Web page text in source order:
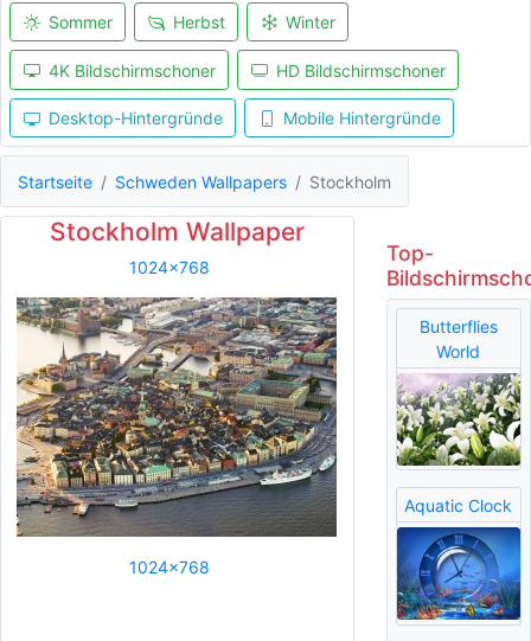
Sommer Herbst Winter
4K Bildschirmschoner HD Bildschirmschoner
Desktop-Hintergründe Mobile Hintergründe
Startseite Schweden Wallpapers Stockholm
Stockholm Wallpaper
1024x768
1024x768
Top-
Butterflies
World
Aquatic Clock